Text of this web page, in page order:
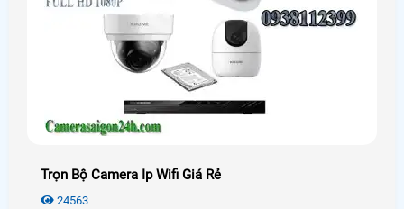
Trọn Bộ Camera Ip Wifi Giá Rẻ
24563